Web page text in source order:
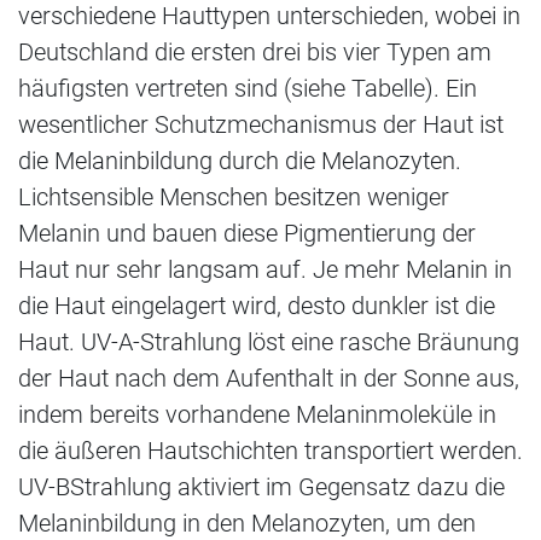
verschiedene Hauttypen unterschieden, wobei in
Deutschland die ersten drei bis vier Typen am
häufigsten vertreten sind (siehe Tabelle). Ein
wesentlicher Schutzmechanismus der Haut ist
die Melaninbildung durch die Melanozyten.
Lichtsensible Menschen besitzen weniger
Melanin und bauen diese Pigmentierung der
Haut nur sehr langsam auf. Je mehr Melanin in
die Haut eingelagert wird, desto dunkler ist die
Haut. UV-A-Strahlung löst eine rasche Bräunung
der Haut nach dem Aufenthalt in der Sonne aus,
indem bereits vorhandene Melaninmoleküle in
die äußeren Hautschichten transportiert werden.
UV-BStrahlung aktiviert im Gegensatz dazu die
Melaninbildung in den Melanozyten, um den